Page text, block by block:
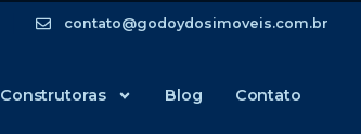
contato@godoydosimoveis.com.br
Construtoras Blog Contato